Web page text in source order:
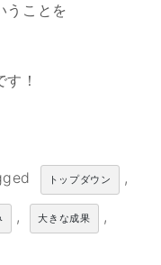
うことを
！
トップダウン ,
, 大きな成果 ,